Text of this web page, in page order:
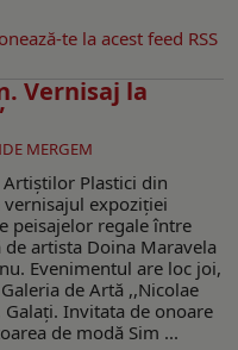
te la acest feed RSS
Vernisaj la
MERGEM
Artiștilor Plastici din
vernisajul expoziției
peisajelor regale între
de artista Doina Maravela
Evenimentul are loc joi,
de Artă ,,Nicolae
Galați. Invitata de onoare
de modă Sim ...